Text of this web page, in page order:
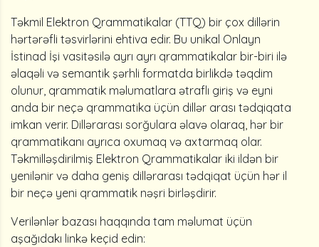
Təkmil Elektron Qrammatikalar (TTQ) bir çox dillərin
hərtərəfli təsvirlərini ehtiva edir. Bu unikal Onlayn
İstinad İşi vasitəsilə ayrı ayrı qrammatikalar bir-biri ilə
əlaqəli və semantik şərhli formatda birlikdə təqdim
olunur, qrammatik məlumatlara ətraflı giriş və eyni
anda bir neçə qrammatika üçün dillər arası tədqiqata
imkan verir. Dillərarası sorğulara əlavə olaraq, hər bir
qrammatikanı ayrıca oxumaq və axtarmaq olar.
Təkmilləşdirilmiş Elektron Qrammatikalar iki ildən bir
yenilənir və daha geniş dillərarası tədqiqat üçün hər il
bir neçə yeni qrammatik nəşri birləşdirir.
Verilənlər bazası haqqında tam məlumat üçün
aşağıdakı linkə keçid edin: